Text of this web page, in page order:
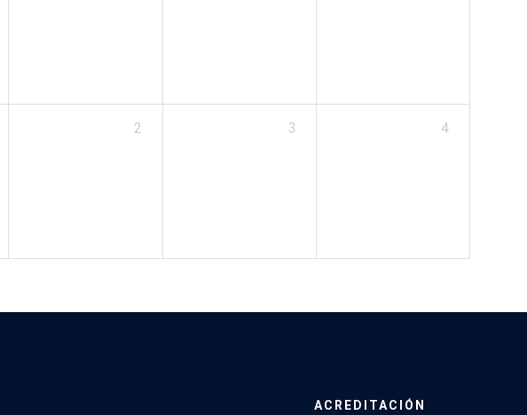
2 3 4
ACREDITACIÓN